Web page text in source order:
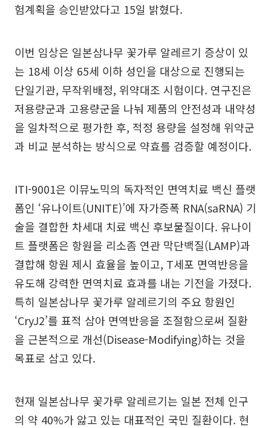
험계획을 승인받았다고 15일 밝혔다.
이번 임상은 일본삼나무 꽃가루 알레르기 증상이 있
는 18세 이상 65세 이하 성인을 대상으로 진행되는
단일기관, 무작위배정, 위약대조 시험이다. 연구진은
저용량군과 고용량군을 나눠 제품의 안전성과 내약성
을 일차적으로 평가한 후, 적정 용량을 설정해 위약군
과 비교 분석하는 방식으로 약효를 검증할 예정이다.
ITI-9001은 이뮤노믹의 독자적인 면역치료 백신 플랫
폼인 ‘유나이트(UNITE)’에 자가증폭 RNA(saRNA) 기
술을 결합한 차세대 치료 백신 후보물질이다. 유나이
트 플랫폼은 항원을 리소좀 연관 막단백질(LAMP)과
결합해 항원 제시 효율을 높이고, T세포 면역반응을
유도해 강력한 면역치료 효과를 내는 기전을 가졌다.
특히 일본삼나무 꽃가루 알레르기의 주요 항원인
‘CryJ2’를 표적 삼아 면역반응을 조절함으로써 질환
을 근본적으로 개선(Disease-Modifying)하는 것을
목표로 삼고 있다.
현재 일본삼나무 꽃가루 알레르기는 일본 전체 인구
의 약 40%가 앓고 있는 대표적인 국민 질환이다. 현